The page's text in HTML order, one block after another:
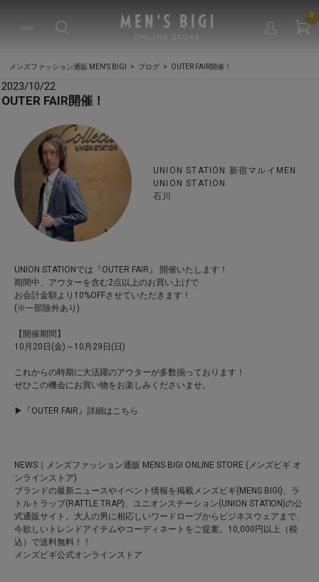
0
メンズファッション通販 MEN'S BIGI ブログ OUTER FAIR開催！
2023/10/22
OUTER FAIR開催！
UNION STATION 新宿マルイMEN
UNION STATION
石川
UNION STATIONでは『OUTER FAIR』 開催いたします！
期間中、アウターを含む2点以上のお買い上げで
お会計金額より10%OFFさせていただきます！
(※一部除外あり)
【開催期間】
10月20日(金)～10月29日(日)
これからの時期に大活躍のアウターが多数揃っております！
ぜひこの機会にお買い物をお楽しみくださいませ。
▶『OUTER FAIR』詳細はこちら
NEWS｜メンズファッション通販 MENS BIGI ONLINE STORE (メンズビギ オ
ンラインストア)
ブランドの最新ニュースやイベント情報を掲載メンズビギ(MENS BIGI)、ラ
トルトラップ(RATTLE TRAP)、ユニオンステーション(UNION STATION)の公
式通販サイト。大人の男に相応しいワードローブからビジネスウェアまで、
今欲しいトレンドアイテムやコーディネートをご提案。10,000円以上（税
込）で送料無料！！
メンズビギ公式オンラインストア